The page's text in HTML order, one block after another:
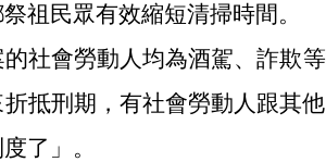
祖民眾有效縮短清掃時間。
社會勞動人均為酒駕、詐欺
抵刑期，有社會勞動人跟其
了」。